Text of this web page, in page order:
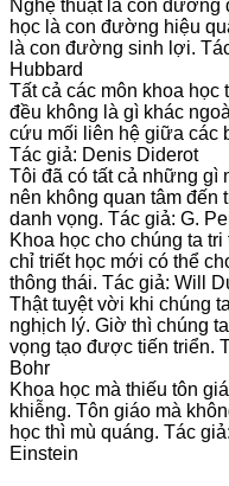
Nghệ thuật là con đường
học là con đường hiệu
là con đường sinh lợi.
Hubbard
Tất cả các môn khoa học
đều không là gì khác
cứu mối liên hệ giữa các
Tác giả: Denis Diderot
Tôi đã có tất cả những gì
nên không quan tâm đến
danh vọng. Tác giả: G.
Khoa học cho chúng ta
chỉ triết học mới có thể
thông thái. Tác giả: Will
Thật tuyệt vời khi chúng
nghịch lý. Giờ thì chúng
vọng tạo được tiến triển.
Bohr
Khoa học mà thiếu tôn
khiễng. Tôn giáo mà
học thì mù quáng. Tác
Einstein